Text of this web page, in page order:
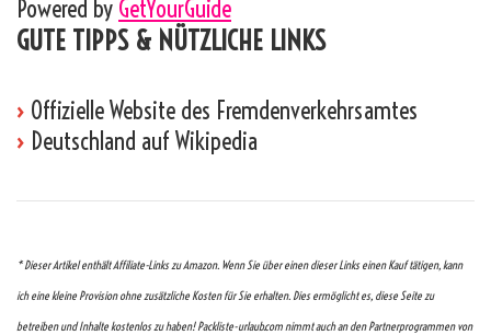
Powered by GetYourGuide
GUTE TIPPS & NÜTZLICHE LINKS
› Offizielle Website des Fremdenverkehrsamtes
› Deutschland auf Wikipedia
* Dieser Artikel enthält Affiliate-Links zu Amazon. Wenn Sie über einen dieser Links einen Kauf tätigen, kann
ich eine kleine Provision ohne zusätzliche Kosten für Sie erhalten. Dies ermöglicht es, diese Seite zu
betreiben und Inhalte kostenlos zu haben! Packliste-urlaub.com nimmt auch an den Partnerprogrammen von